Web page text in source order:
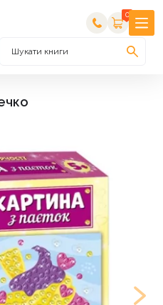
0
Шукати книги